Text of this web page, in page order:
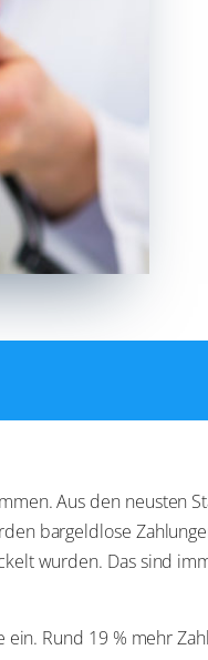
Aus den neusten
bargeldlose
wurden. Das sind
Rund 19 % mehr